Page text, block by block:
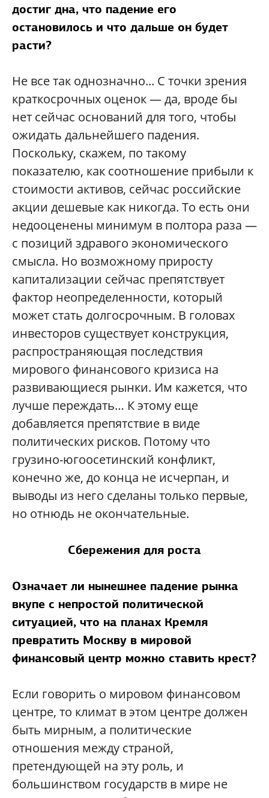
достиг дна, что падение его
остановилось и что дальше он будет
расти?
Не все так однозначно... С точки зрения
краткосрочных оценок — да, вроде бы
нет сейчас оснований для того, чтобы
ожидать дальнейшего падения.
Поскольку, скажем, по такому
показателю, как соотношение прибыли к
стоимости активов, сейчас российские
акции дешевые как никогда. То есть они
недооценены минимум в полтора раза —
с позиций здравого экономического
смысла. Но возможному приросту
капитализации сейчас препятствует
фактор неопределенности, который
может стать долгосрочным. В головах
инвесторов существует конструкция,
распространяющая последствия
мирового финансового кризиса на
развивающиеся рынки. Им кажется, что
лучше переждать… К этому еще
добавляется препятствие в виде
политических рисков. Потому что
грузино-югоосетинский конфликт,
конечно же, до конца не исчерпан, и
выводы из него сделаны только первые,
но отнюдь не окончательные.
Сбережения для роста
Означает ли нынешнее падение рынка
вкупе с непростой политической
ситуацией, что на планах Кремля
превратить Москву в мировой
финансовый центр можно ставить крест?
Если говорить о мировом финансовом
центре, то климат в этом центре должен
быть мирным, а политические
отношения между страной,
претендующей на эту роль, и
большинством государств в мире не